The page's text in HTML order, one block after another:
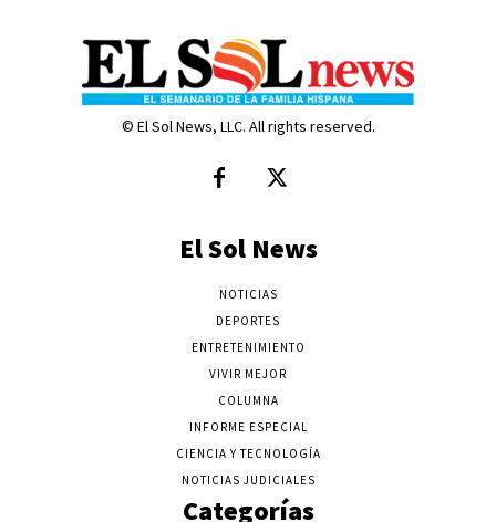
© El Sol News, LLC. All rights reserved.
El Sol News
NOTICIAS
DEPORTES
ENTRETENIMIENTO
VIVIR MEJOR
COLUMNA
INFORME ESPECIAL
CIENCIA Y TECNOLOGÍA
NOTICIAS JUDICIALES
Categorías